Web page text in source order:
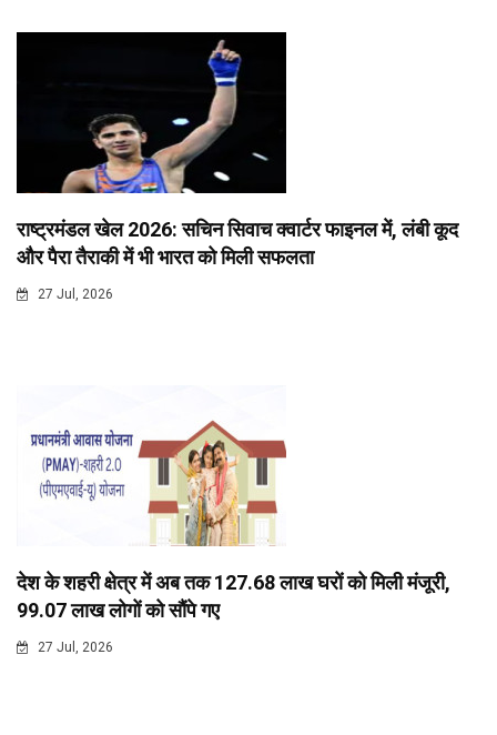
राष्ट्रमंडल खेल 2026: सचिन सिवाच क्वार्टर फाइनल में, लंबी कूद
और पैरा तैराकी में भी भारत को मिली सफलता
27 Jul, 2026
देश के शहरी क्षेत्र में अब तक 127.68 लाख घरों को मिली मंजूरी,
99.07 लाख लोगों को सौंपे गए
27 Jul, 2026